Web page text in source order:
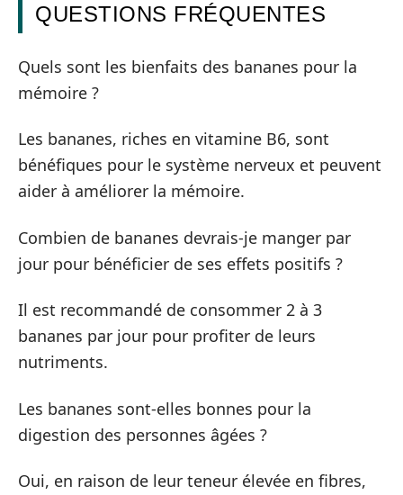
QUESTIONS FRÉQUENTES
Quels sont les bienfaits des bananes pour la
mémoire ?
Les bananes, riches en vitamine B6, sont
bénéfiques pour le système nerveux et peuvent
aider à améliorer la mémoire.
Combien de bananes devrais-je manger par
jour pour bénéficier de ses effets positifs ?
Il est recommandé de consommer 2 à 3
bananes par jour pour profiter de leurs
nutriments.
Les bananes sont-elles bonnes pour la
digestion des personnes âgées ?
Oui, en raison de leur teneur élevée en fibres,